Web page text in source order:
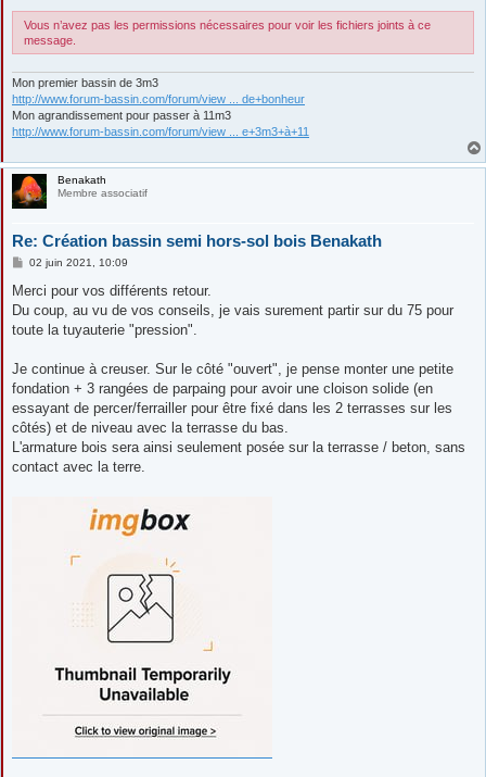
Vous n’avez pas les permissions nécessaires pour voir les fichiers joints à ce
message.
Mon premier bassin de 3m3
http://www.forum-bassin.com/forum/view ... de+bonheur
Mon agrandissement pour passer à 11m3
http://www.forum-bassin.com/forum/view ... e+3m3+à+11
Benakath
Membre associatif
Re: Création bassin semi hors-sol bois Benakath
M
s
a
g
02 juin 2021, 10:09
Merci pour vos différents retour.
Du coup, au vu de vos conseils, je vais surement partir sur du 75 pour
toute la tuyauterie "pression".
Je continue à creuser. Sur le côté "ouvert", je pense monter une petite
fondation + 3 rangées de parpaing pour avoir une cloison solide (en
essayant de percer/ferrailler pour être fixé dans les 2 terrasses sur les
côtés) et de niveau avec la terrasse du bas.
L'armature bois sera ainsi seulement posée sur la terrasse / beton, sans
contact avec la terre.